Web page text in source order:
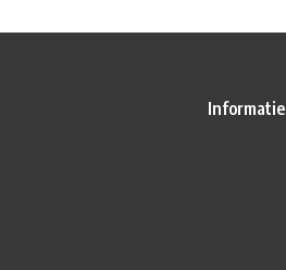
Informatie